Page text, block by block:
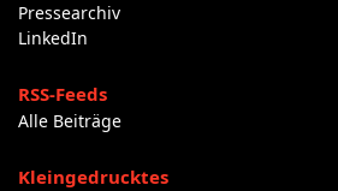
Pressearchiv
LinkedIn
RSS-Feeds
Alle Beiträge
Kleingedrucktes